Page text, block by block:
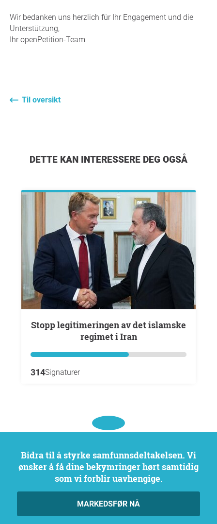
Wir bedanken uns herzlich für Ihr Engagement und die
Unterstützung,
Ihr openPetition-Team
Til oversikt
DETTE KAN INTERESSERE DEG OGSÅ
Stopp legitimeringen av det islamske
regimet i Iran
314Signaturer
Bidra til å styrke samfunnsdeltakelsen. Vi
ønsker å få dine bekymringer hørt samtidig
som vi forblir uavhengige.
MARKEDSFØR NÅ